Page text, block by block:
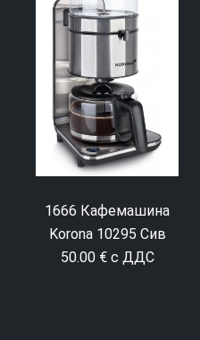
1666 Кафемашина
Korona 10295 Сив
50.00 € с ДДС